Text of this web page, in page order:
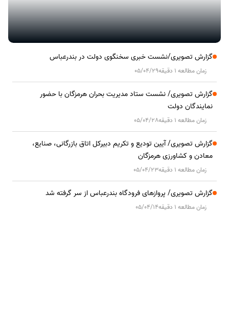
گزارش تصویری/نشست خبری سخنگوی دولت در بندرعباس
زمان مطالعه 1 دقیقه 05/04/29
گزارش تصویری/ نشست ستاد مدیریت بحران هرمزگان با حضور
نمایندگان دولت
زمان مطالعه 1 دقیقه 05/04/28
گزارش تصویری/ آیین تودیع و تکریم دبیرکل اتاق بازرگانی، صنایع،
معادن و کشاورزی هرمزگان
زمان مطالعه 1 دقیقه 05/04/23
گزارش تصویری/ پروازهای فرودگاه بندرعباس از سر گرفته شد
زمان مطالعه 1 دقیقه 05/04/14